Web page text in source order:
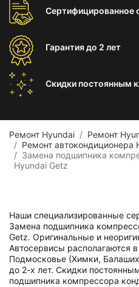
Сертифицированное
Гарантиядо 2 лет
Скидки постоянным
Ремонт Hyundai
Ремонт
Ремонт автокондиционера
Замена подшипника
Hyundai Getz
Наши специализированные
Замена подшипника
Getz. Оригинальные и
Автосервисы располагаются
Подмосковье (Химки,
до 2-х лет. Скидки
подшипника компрессора